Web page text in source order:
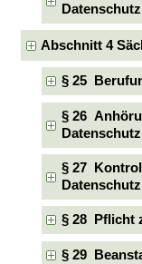
Abschnitt 4
§ 25
§ 26
§ 27
§ 28 Pflicht
§ 29